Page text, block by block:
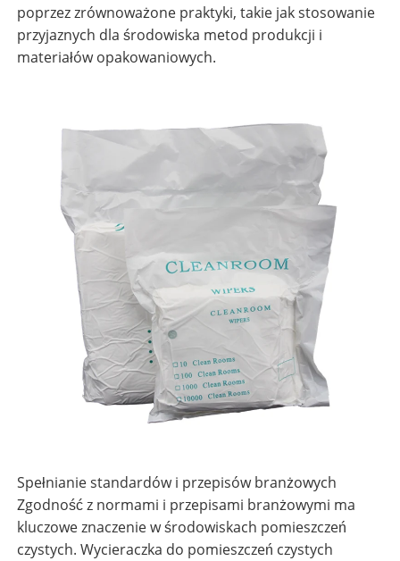
poprzez zrównoważone praktyki, takie jak stosowanie
przyjaznych dla środowiska metod produkcji i
materiałów opakowaniowych.
Spełnianie standardów i przepisów branżowych
Zgodność z normami i przepisami branżowymi ma
kluczowe znaczenie w środowiskach pomieszczeń
czystych. Wycieraczka do pomieszczeń czystych